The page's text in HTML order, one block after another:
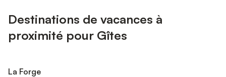
Destinations de vacances à
proximité pour Gîtes
La Forge